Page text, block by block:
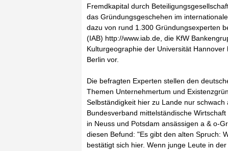
Fremdkapital durch
das Gründungsgeschehen im
dazu von rund 1.300 Gründungsexperten
(IAB) http://www.iab.de, die KfW
Kulturgeographie der Universität
Berlin vor.
Die befragten Experten stellen den
Themen Unternehmertum und
Selbständigkeit hier zu Lande nur
Bundesverband mittelständische
in Neuss und Potsdam ansässigen a & o-
diesen Befund: "Es gibt den alten Spruch:
bestätigt sich hier. Wenn junge Leute in